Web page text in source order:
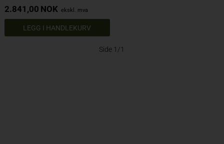
2.841,00 NOK ekskl. mva
Side 1/1